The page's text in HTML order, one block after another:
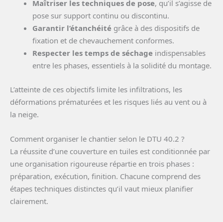
Maîtriser les techniques de pose, qu’il s’agisse de
pose sur support continu ou discontinu.
Garantir l’étanchéité grâce à des dispositifs de
fixation et de chevauchement conformes.
Respecter les temps de séchage indispensables
entre les phases, essentiels à la solidité du montage.
L’atteinte de ces objectifs limite les infiltrations, les
déformations prématurées et les risques liés au vent ou à
la neige.
Comment organiser le chantier selon le DTU 40.2 ?
La réussite d’une couverture en tuiles est conditionnée par
une organisation rigoureuse répartie en trois phases :
préparation, exécution, finition. Chacune comprend des
étapes techniques distinctes qu’il vaut mieux planifier
clairement.